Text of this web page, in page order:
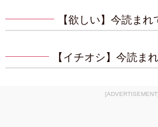
【欲しい】今読ま
【イチオシ】今読ま
[ADVERTISEMENT]